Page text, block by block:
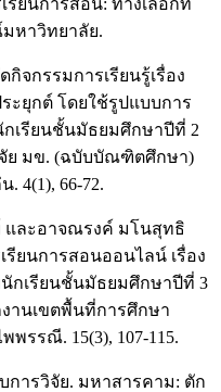
ยนการสอน: ทางเลือกที่
หาวิทยาลัย.
จกรรมการเรียนรู้เรื่อง
ะยุกต์ โดยใช้รูปแบบการ
เรียนชั้นมัธยมศึกษาปีที่ 2
จัย มข. (ฉบับบัณฑิตศึกษา)
4(1), 66-72.
และอาจณรงค์ มโนสุทธิ
รียนการสอนออนไลน์ เรื่อง
กเรียนชั้นมัธยมศึกษาปีที่ 3
านเขตพื้นที่การศึกษา
พรรณี. 15(3), 107-115.
การวิจัย. มหาสารคาม: ตัก